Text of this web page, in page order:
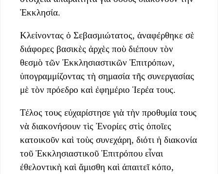
Ἐκκλησία.
Κλείνοντας ὁ Σεβασμιώτατος, ἀναφέρθηκε σὲ
διάφορες βασικὲς ἀρχὲς ποὺ διέπουν τὸν
θεσμὸ τῶν Ἐκκλησιαστικῶν Ἐπιτρόπων,
ὑπογραμμίζοντας τὴ σημασία τῆς συνεργασίας
μὲ τὸν πρόεδρο καὶ ἐφημέριο Ἱερέα τους.
Τέλος τους εὐχαρίστησε γιὰ τὴν προθυμία τους
νὰ διακονήσουν τὶς Ἐνορίες στὶς ὁποῖες
κατοικοῦν καὶ τοὺς συνεχάρη, διότι ἡ διακονία
τοῦ Ἐκκλησιαστικοῦ Ἐπιτρόπου εἶναι
ἐθελοντικὴ καὶ ἄμισθη καὶ ἀπαιτεῖ κόπο,